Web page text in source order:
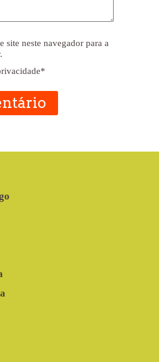
site neste navegador para a
*